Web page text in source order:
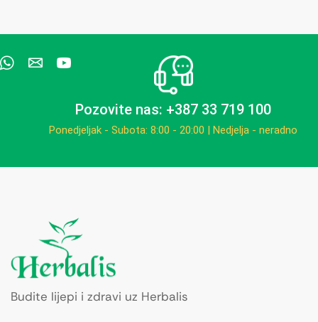
Pozovite nas: +387 33 719 100
Ponedjeljak - Subota: 8:00 - 20:00 | Nedjelja - neradno
Budite lijepi i zdravi uz Herbalis